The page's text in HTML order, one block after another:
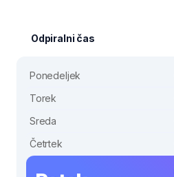
Odpiralni čas
Ponedeljek
Torek
Sreda
Četrtek